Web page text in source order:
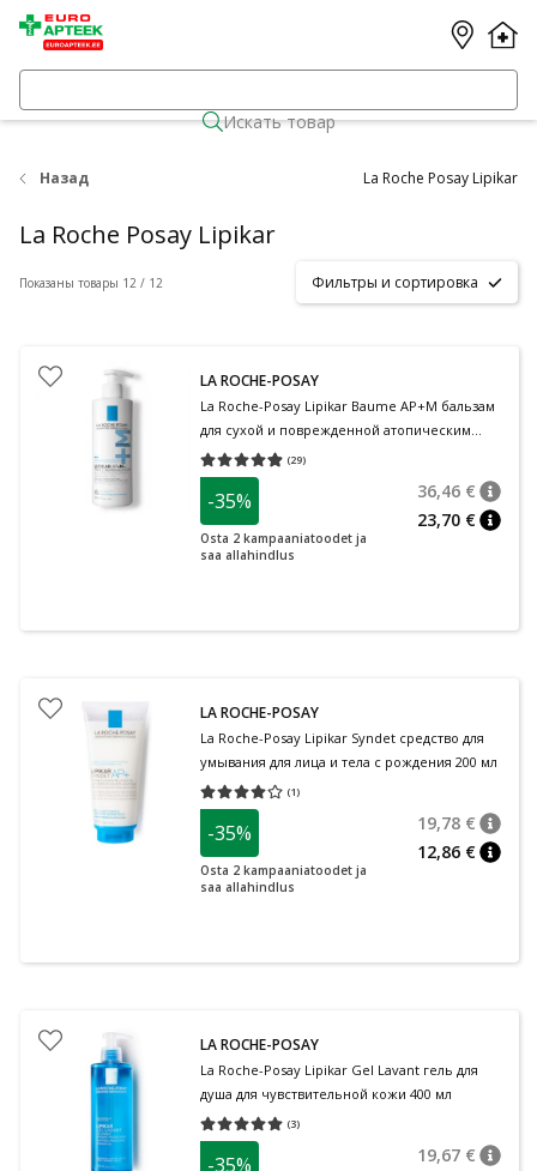
Искать товар
Назад La Roche Posay Lipikar
La Roche Posay Lipikar
Показаны товары 12 / 12 Фильтры и сортировка
LA ROCHE-POSAY
La Roche-Posay Lipikar Baume AP+M бальзам
для сухой и поврежденной атопическим
дерматитом кожи 400 мл
(29)
Средняя оценка 4.86
-35%
Osta 2 kampaaniatoodet ja
saa allahindlus
36,46 €
23,70 €
LA ROCHE-POSAY
La Roche-Posay Lipikar Syndet средство для
умывания для лица и тела с рождения 200 мл
(1)
Средняя оценка 4.00
-35%
Osta 2 kampaaniatoodet ja
saa allahindlus
19,78 €
12,86 €
LA ROCHE-POSAY
La Roche-Posay Lipikar Gel Lavant гель для
душа для чувствительной кожи 400 мл
(3)
Средняя оценка 5.00
-35% 19,67 €